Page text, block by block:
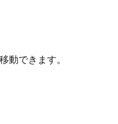
動できます。